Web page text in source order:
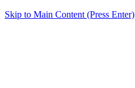
Skip to Main Content (Press Enter)